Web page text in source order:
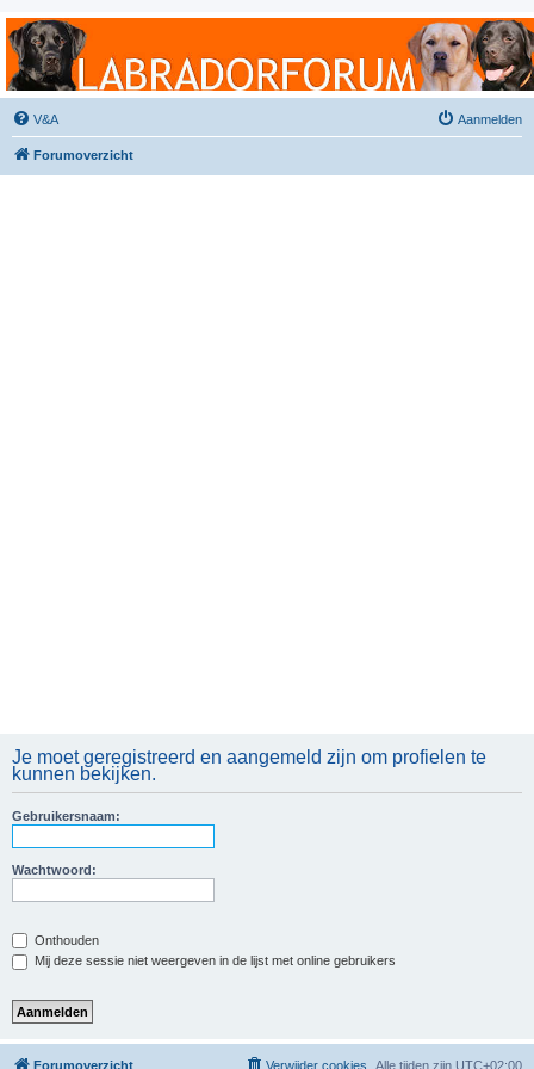
Labradorforum
Het gezelligste Labradorforum van Nederland en België!
V&A Aanmelden
Forumoverzicht
Je moet geregistreerd en aangemeld zijn om profielen te
kunnen bekijken.
Gebruikersnaam:
Wachtwoord:
Onthouden
Mij deze sessie niet weergeven in de lijst met online gebruikers
Forumoverzicht Alle tijden zijn UTC+02:00
Verwijder cookies